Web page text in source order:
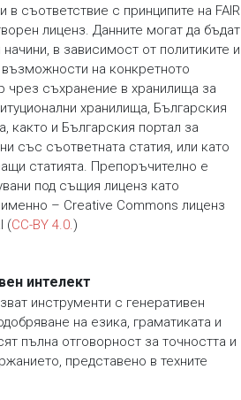
в съответствие с принципите на FAIR
лиценз. Данните могат да бъдат
в зависимост от политиките и
възможности на конкретното
чрез съхранение в хранилища за
хранилища, Българския
както и Българския портал за
със съответната статия, или като
статията. Препоръчително е
под същия лиценз като
именно – Creative Commons лиценз
(CC-BY 4.0.)
интелект
инструменти с генеративен
на езика, граматиката и
пълна отговорност за точността и
представено в техните